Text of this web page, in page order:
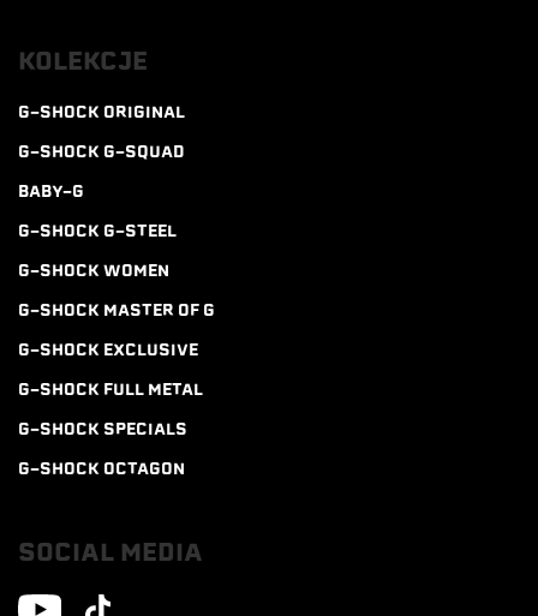
KOLEKCJE
G-SHOCK ORIGINAL
G-SHOCK G-SQUAD
BABY-G
G-SHOCK G-STEEL
G-SHOCK WOMEN
G-SHOCK MASTER OF G
G-SHOCK EXCLUSIVE
G-SHOCK FULL METAL
G-SHOCK SPECIALS
G-SHOCK OCTAGON
SOCIAL MEDIA